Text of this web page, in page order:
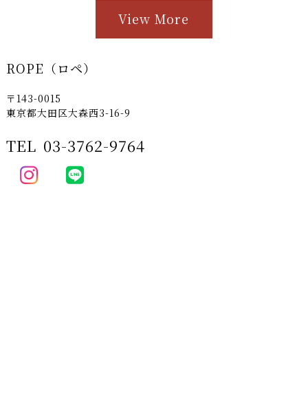
View More
ROPE（ロペ）
〒143-0015
東京都大田区大森西3-16-9
TEL 03-3762-9764